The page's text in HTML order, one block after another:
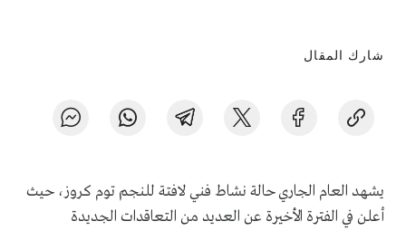
شارك المقال
يشهد العام الجاري حالة نشاط فني لافتة للنجم توم كروز، حيث
أعلن في الفترة الأخيرة عن العديد من التعاقدات الجديدة